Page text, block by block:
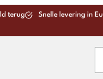
terug Snelle levering in